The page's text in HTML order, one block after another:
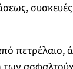
πετρέλαιο,